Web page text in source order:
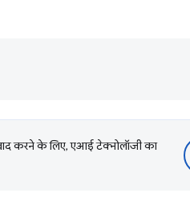
करने के लिए, एआई टेक्नोलॉजी का